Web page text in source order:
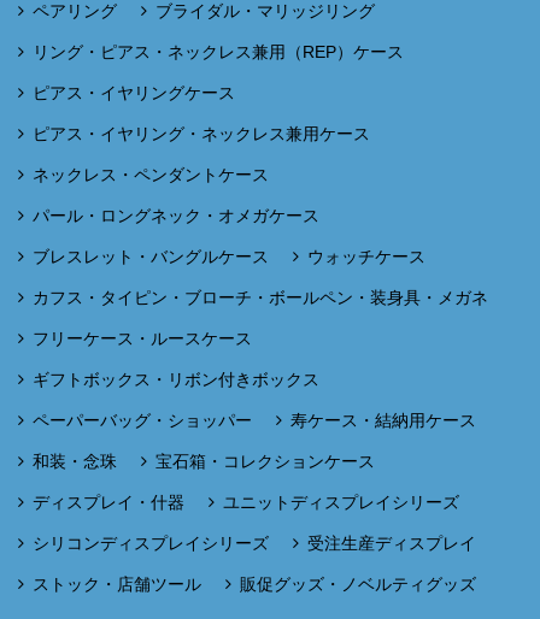
ペアリング ブライダル・マリッジリング
リング・ピアス・ネックレス兼用（REP）ケース
ピアス・イヤリングケース
ピアス・イヤリング・ネックレス兼用ケース
ネックレス・ペンダントケース
パール・ロングネック・オメガケース
ブレスレット・バングルケース ウォッチケース
カフス・タイピン・ブローチ・ボールペン・装身具・メガネ
フリーケース・ルースケース
ギフトボックス・リボン付きボックス
ペーパーバッグ・ショッパー 寿ケース・結納用ケース
和装・念珠 宝石箱・コレクションケース
ディスプレイ・什器 ユニットディスプレイシリーズ
シリコンディスプレイシリーズ 受注生産ディスプレイ
ストック・店舗ツール 販促グッズ・ノベルティグッズ